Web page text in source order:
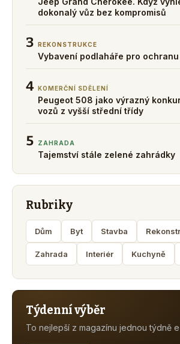
dokonalý vůz bez kompromisů
3 REKONSTRUKCE
Vybavení podlaháře pro
4 KOMERČNÍ SDĚLENÍ
Peugeot 508 jako výrazný
vozů z vyšší střední třídy
5 ZAHRADA
Tajemství stále zelené zahrádky
Rubriky
Dům Byt Stavba
Zahrada Interiér Kuchyně
Týdenní výběr
To nejlepší z magazínu jednou týdně